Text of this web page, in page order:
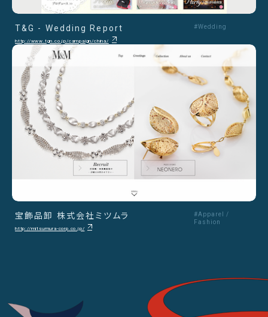
T&G - Wedding Report
http://www.tgn.co.jp/campaign/china/
#Wedding
宝飾品卸 株式会社ミツムラ
http://mitsumura-corp.co.jp/
#Apparel /
Fashion